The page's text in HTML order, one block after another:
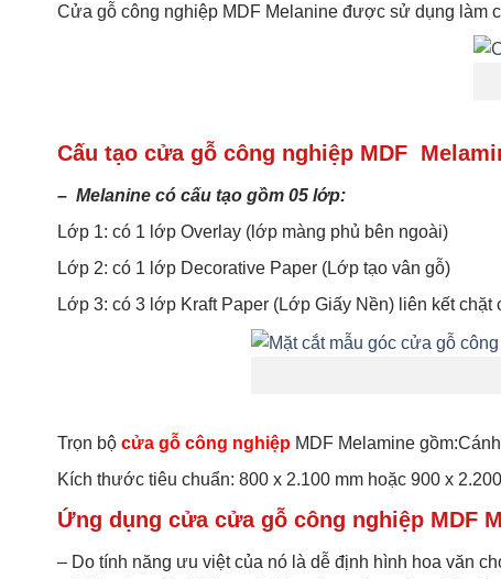
Cửa gỗ công nghiệp MDF Melanine được sử dụng làm
Cấu tạo cửa gỗ công nghiệp MDF
– Melanine có cấu tạo gồm 05 lớp:
Lớp 1: có 1 lớp Overlay (lớp màng phủ bên ngoài)
Lớp 2: có 1 lớp Decorative Paper (Lớp tạo vân gỗ)
Lớp 3: có 3 lớp Kraft Paper (Lớp Giấy Nền) liên kết
Trọn bộ cửa gỗ công nghiệp MDF Melamine
Kích thước tiêu chuẩn: 800 x 2.100 mm hoặc 900 x
Ứng dụng cửa cửa gỗ công nghiệp MDF
– Do tính năng ưu việt của nó là dễ định hình hoa văn